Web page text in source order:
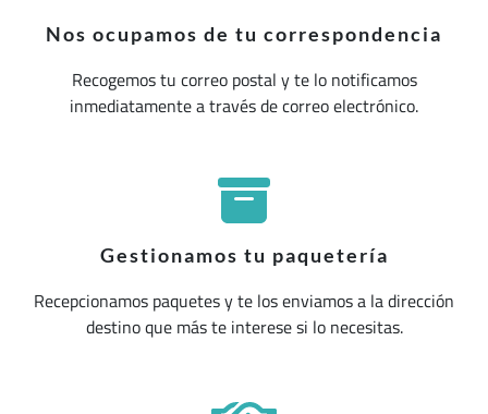
Nos ocupamos de tu correspondencia
Recogemos tu correo postal y te lo notificamos
inmediatamente a través de correo electrónico.
Gestionamos tu paquetería
Recepcionamos paquetes y te los enviamos a la dirección
destino que más te interese si lo necesitas.